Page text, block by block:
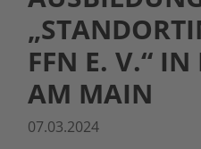
FFN E. V.“
AM MAIN
07.03.2024